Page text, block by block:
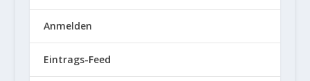
Anmelden
Eintrags-Feed